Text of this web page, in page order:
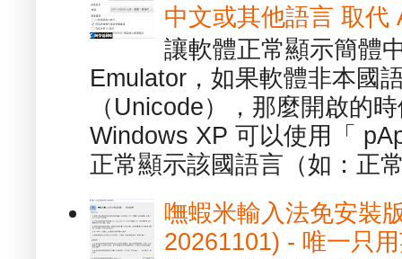
中文或其他語言 取代
讓軟體正常顯示簡體
Emulator，如果軟體非本國
（Unicode），那麼開啟的
Windows XP 可以使用「
正常顯示該國語言（如：正
嘸蝦米輸入法免安裝
20261101) - 唯一只